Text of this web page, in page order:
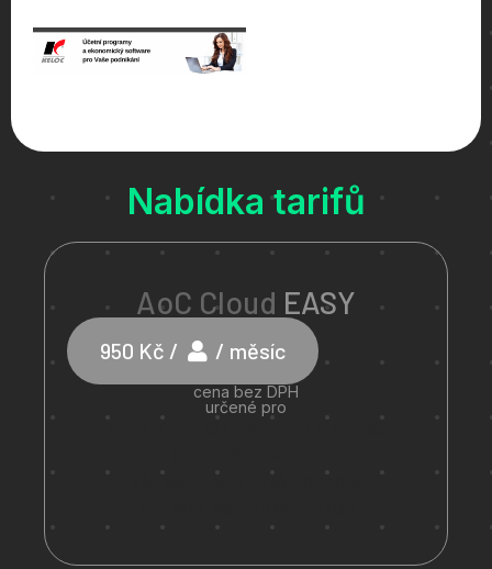
Nabídka tarifů
AoC Cloud EASY
950 Kč / / měsíc
cena bez DPH
určené pro